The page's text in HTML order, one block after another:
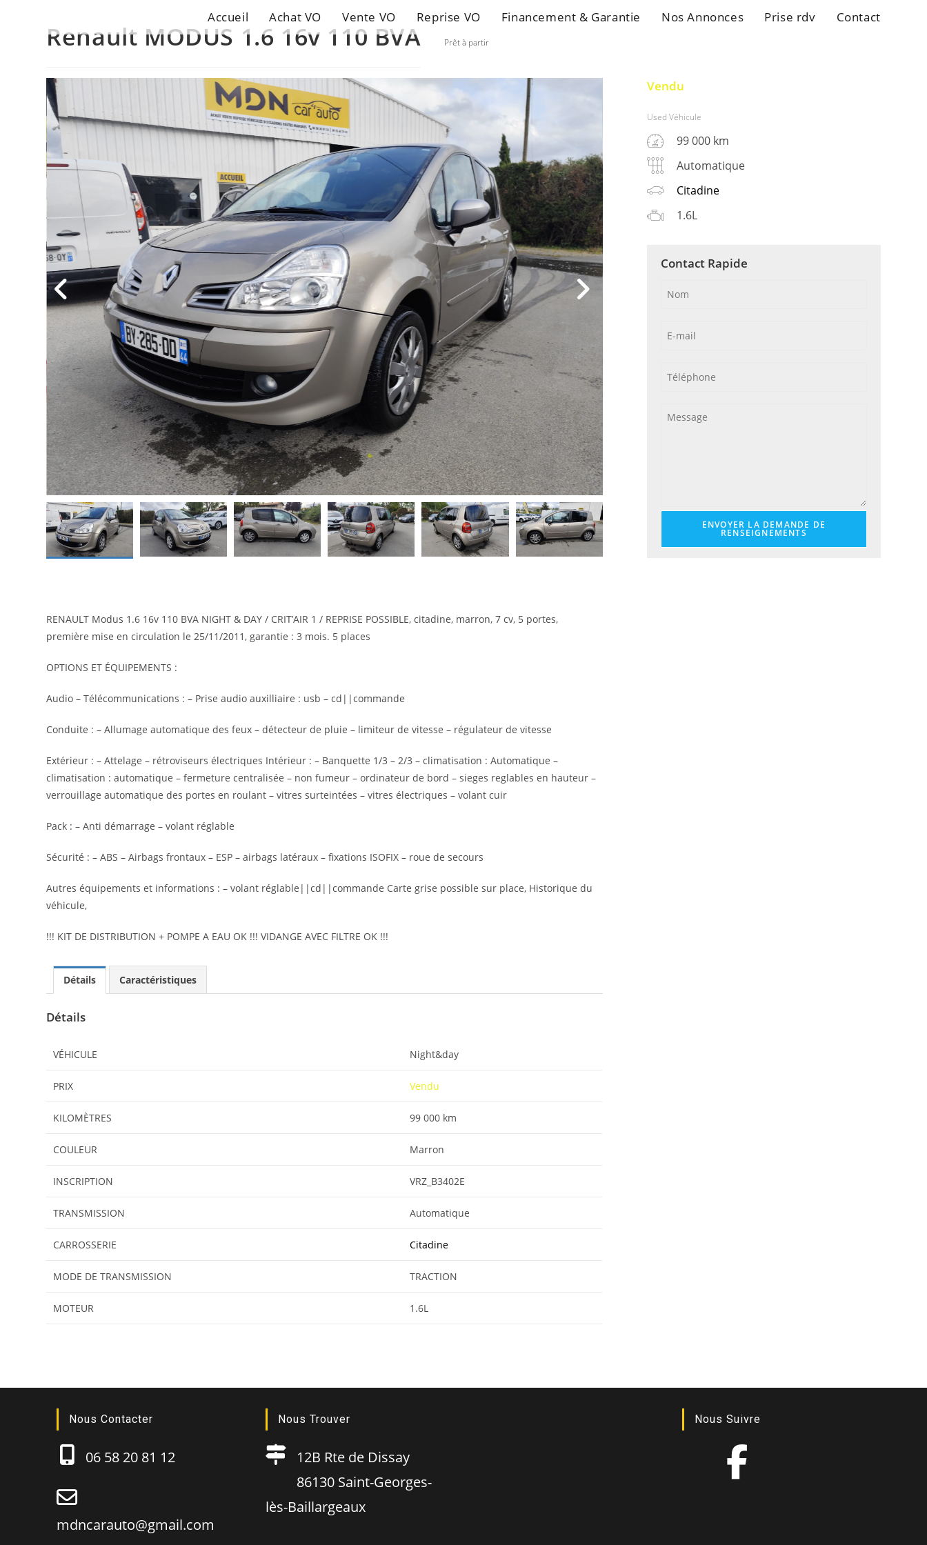
Accueil Achat VO Vente VO Reprise VO Financement & Garantie Nos Annonces Prise rdv Contact
Renault MODUS 1.6 16v 110 BVA Prêt à partir
RENAULT Modus 1.6 16v 110 BVA NIGHT & DAY / CRIT’AIR 1 / REPRISE POSSIBLE, citadine, marron, 7 cv, 5 portes,
première mise en circulation le 25/11/2011, garantie : 3 mois. 5 places
OPTIONS ET ÉQUIPEMENTS :
Audio – Télécommunications : – Prise audio auxilliaire : usb – cd||commande
Conduite : – Allumage automatique des feux – détecteur de pluie – limiteur de vitesse – régulateur de vitesse
Extérieur : – Attelage – rétroviseurs électriques Intérieur : – Banquette 1/3 – 2/3 – climatisation : Automatique –
climatisation : automatique – fermeture centralisée – non fumeur – ordinateur de bord – sieges reglables en hauteur –
verrouillage automatique des portes en roulant – vitres surteintées – vitres électriques – volant cuir
Pack : – Anti démarrage – volant réglable
Sécurité : – ABS – Airbags frontaux – ESP – airbags latéraux – fixations ISOFIX – roue de secours
Autres équipements et informations : – volant réglable||cd||commande Carte grise possible sur place, Historique du
véhicule,
!!! KIT DE DISTRIBUTION + POMPE A EAU OK !!! VIDANGE AVEC FILTRE OK !!!
Détails Caractéristiques
Détails
VÉHICULE Night&day
PRIX Vendu
KILOMÈTRES 99 000 km
COULEUR Marron
INSCRIPTION VRZ_B3402E
TRANSMISSION Automatique
CARROSSERIE Citadine
MODE DE TRANSMISSION TRACTION
MOTEUR 1.6L
Vendu
Used Véhicule
99 000 km
Automatique
Citadine
1.6L
Contact Rapide
ENVOYER LA DEMANDE DE
RENSEIGNEMENTS
Nous Contacter
06 58 20 81 12
mdncarauto@gmail.com
Nous Trouver
12B Rte de Dissay
86130 Saint-Georges-
lès-Baillargeaux
Nous Suivre